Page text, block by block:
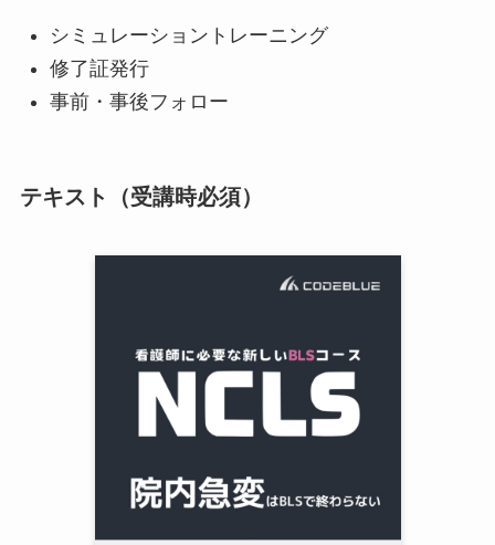
シミュレーショントレーニング
修了証発行
事前・事後フォロー
テキスト（受講時必須）